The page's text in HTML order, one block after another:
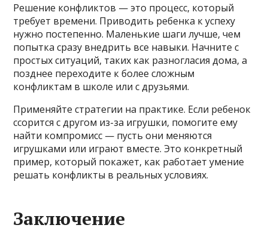
Решение конфликтов — это процесс, который
требует времени. Приводить ребенка к успеху
нужно постепенно. Маленькие шаги лучше, чем
попытка сразу внедрить все навыки. Начните с
простых ситуаций, таких как разногласия дома, а
позднее переходите к более сложным
конфликтам в школе или с друзьями.
Применяйте стратегии на практике. Если ребенок
ссорится с другом из-за игрушки, помогите ему
найти компромисс — пусть они меняются
игрушками или играют вместе. Это конкретный
пример, который покажет, как работает умение
решать конфликты в реальных условиях.
Заключение